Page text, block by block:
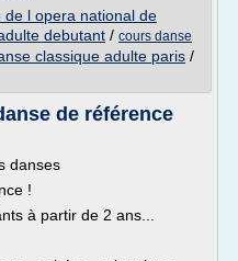
de l opera national de
debutant / cours danse
classique adulte paris /
de référence
danses
!
à partir de 2 ans...